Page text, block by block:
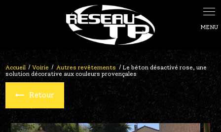
Accueil Voirie Autres revêtements
Le béton désactivé rose, une
solution décorative aux couleurs provençales
Retour
Panneau de gestion des cookies